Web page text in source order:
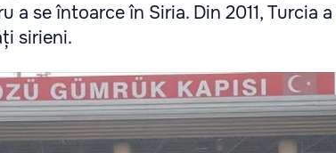
se întoarce în Siria. Din 2011, Turcia
sirieni.